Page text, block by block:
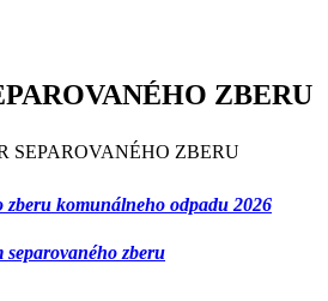
ZBERU
zberu komunálneho odpadu 2026
separovaného zberu